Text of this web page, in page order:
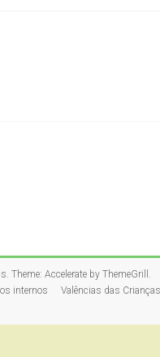
. Theme: Accelerate by ThemeGrill .
internos Valências das Crianças